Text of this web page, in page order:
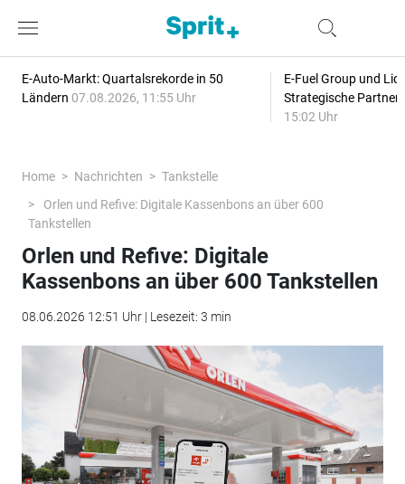
E-Auto-Markt: Quartalsrekorde in 50
Ländern 07.08.2026, 11:55 Uhr
E-Fuel Group und
Strategische
15:02 Uhr
Home Nachrichten
Tankstelle
Orlen und Refive: Digitale Kassenbons an über 600
Tankstellen
Orlen und Refive: Digitale
Kassenbons an über 600 Tankstellen
08.06.2026 12:51 Uhr | Lesezeit: 3 min